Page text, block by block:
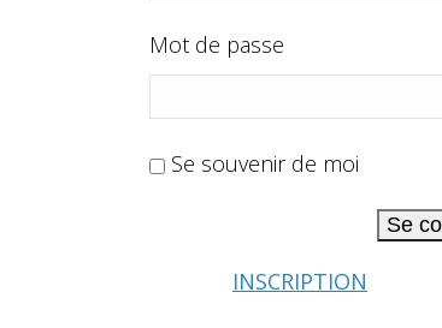
Mot de passe
Se souvenir de moi
Se
INSCRIPTION